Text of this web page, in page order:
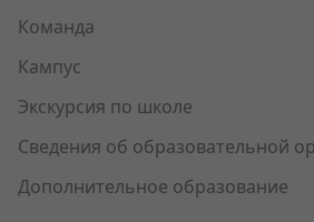
Команда
Кампус
Экскурсия по школе
Сведения об образовательной
Дополнительное образование